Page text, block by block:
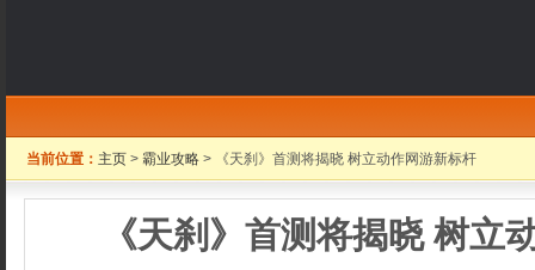
当前位置： 主页 > 霸业攻略 > 《天刹》首测将揭晓 树立动作网游新标杆
《天刹》首测将揭晓 树立